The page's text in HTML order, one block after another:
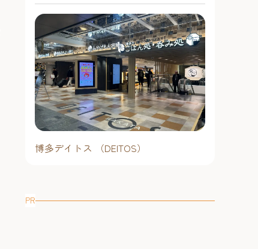
きのものを探しに～【福岡市美
術館】2026
本展はムーミンの生みの親で、絵
画、風刺画、漫画、絵本、小説など
多方面に才能を発揮したアーティス
ト、トーベ・ヤンソン（1914-2001）
を紹介する展覧会です。 初期の油彩
画や第二次世界大戦前後の風刺画、
「ムーミン」小説・コミックスの原
画やスケッチ、愛用品など約300点を
通して、トーベの創作の世界を振り
2026年7月4日（土曜日）～8月30
日（日曜日）9時30分～17時30分
金･土曜日は午前9時30分～午後8
時※入館は閉館の30分前まで。休
館日：月曜日 ※祝日の場合は開
館し翌平日休館
大濠・六本松（福岡城・鴻臚館）
に、ホークス
日にはパブリ
施！ ■「夏はホークス！天神夏まつ
り2026」とは
予約不要
天神・薬院
#お祭り＆季節
#ナイトタイム
博多デイトス （DEITOS）
PR